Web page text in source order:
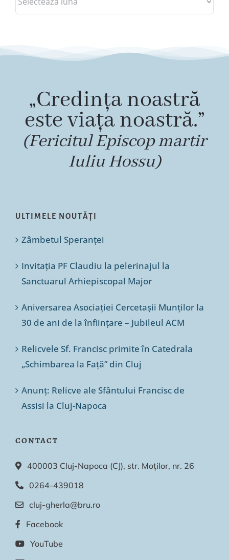
„Credința noastră
este viața noastră.”
(Fericitul Episcop martir
Iuliu Hossu)
ULTIMELE NOUTĂȚI
Zâmbetul Speranței
Invitația PF Claudiu la pelerinajul la
Sanctuarul Arhiepiscopal Major
Aniversarea Asociației Cercetașii Munților la
30 de ani de la înființare – Jubileul ACM
Relicvele Sf. Francisc primite în Catedrala
„Schimbarea la Față” din Cluj
Anunț: Relicve ale Sfântului Francisc de
Assisi la Cluj-Napoca
CONTACT
400003 Cluj-Napoca (CJ), str. Moților, nr. 26
0264-439018
cluj-gherla@bru.ro
Facebook
YouTube